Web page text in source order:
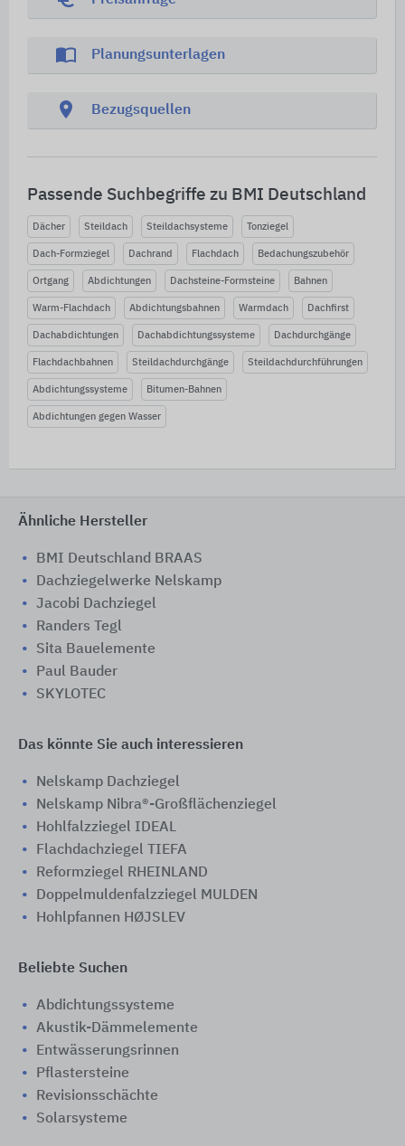
import_contacts Planungsunterlagen
location_on Bezugsquellen
Passende Suchbegriffe zu BMI Deutschland
Dächer Steildach Steildachsysteme Tonziegel
Dach-Formziegel Dachrand Flachdach Bedachungszubehör
Ortgang Abdichtungen Dachsteine-Formsteine Bahnen
Warm-Flachdach Abdichtungsbahnen Warmdach Dachfirst
Dachabdichtungen Dachabdichtungssysteme Dachdurchgänge
Flachdachbahnen Steildachdurchgänge Steildachdurchführungen
Abdichtungssysteme Bitumen-Bahnen
Abdichtungen gegen Wasser
Ähnliche Hersteller
BMI Deutschland BRAAS
Dachziegelwerke Nelskamp
Jacobi Dachziegel
Randers Tegl
Sita Bauelemente
Paul Bauder
SKYLOTEC
Das könnte Sie auch interessieren
Nelskamp Dachziegel
Nelskamp Nibra®-Großflächenziegel
Hohlfalzziegel IDEAL
Flachdachziegel TIEFA
Reformziegel RHEINLAND
Doppelmuldenfalzziegel MULDEN
Hohlpfannen HØJSLEV
Beliebte Suchen
Abdichtungssysteme
Akustik-Dämmelemente
Entwässerungsrinnen
Pflastersteine
Revisionsschächte
Solarsysteme